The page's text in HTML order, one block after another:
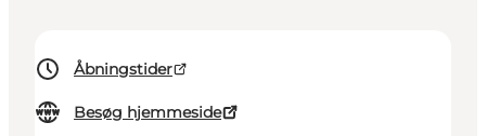
Åbningstider
Besøg hjemmeside